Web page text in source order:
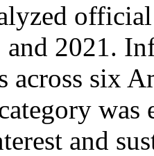
and 2021.
across six
was
and